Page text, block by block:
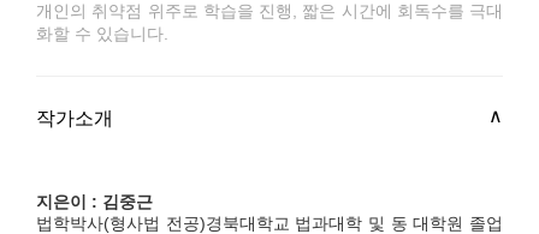
개인의 취약점 위주로 학습을 진행, 짧은 시간에 회독수를 극대
화할 수 있습니다.
작가소개
지은이 : 김중근
법학박사(형사법 전공)경북대학교 법과대학 및 동 대학원 졸업